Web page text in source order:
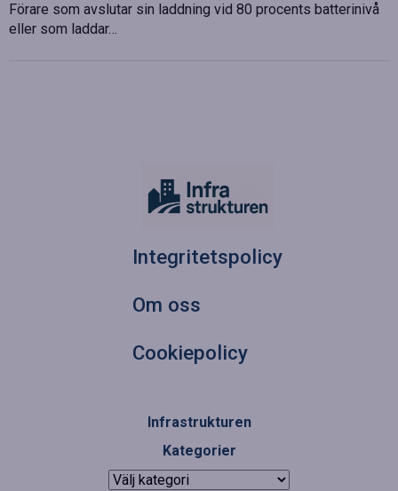
Förare som avslutar sin laddning vid 80 procents batterinivå
eller som laddar…
Integritetspolicy
Om oss
Cookiepolicy
Infrastrukturen
Kategorier
Kategorier